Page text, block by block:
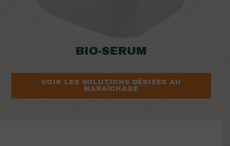
BIO-SERUM
VOIR LES SOLUTIONS DÉDIÉES AU
MARAÎCHAGE